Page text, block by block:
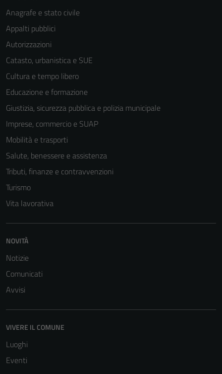
Anagrafe e stato civile
Appalti pubblici
Autorizzazioni
Catasto, urbanistica e SUE
Cultura e tempo libero
Educazione e formazione
Giustizia, sicurezza pubblica e polizia municipale
Imprese, commercio e SUAP
Mobilità e trasporti
Salute, benessere e assistenza
Tributi, finanze e contravvenzioni
Turismo
Vita lavorativa
NOVITÀ
Notizie
Comunicati
Avvisi
VIVERE IL COMUNE
Luoghi
Eventi